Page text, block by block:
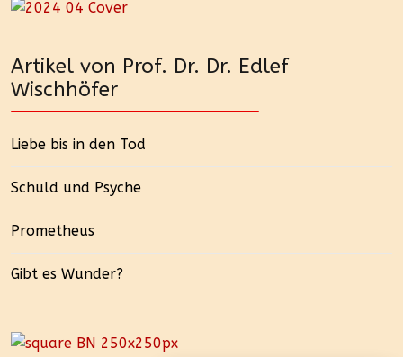
Artikel von Prof. Dr. Dr. Edlef
Wischhöfer
Liebe bis in den Tod
Schuld und Psyche
Prometheus
Gibt es Wunder?